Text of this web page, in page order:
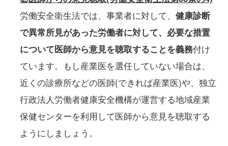
労働安全衛生法では、事業者に対して、健康診断
で異常所見があった労働者に対して、必要な措置
について医師から意見を聴取することを義務付け
ています。もし産業医を選任していない場合は、
近くの診療所などの医師(できれば産業医)や、独立
行政法人労働者健康安全機構が運営する地域産業
保健センターを利用して医師から意見を聴取する
ようにしましょう。